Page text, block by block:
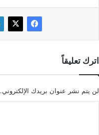
اترك تعليقاً
لن يتم نشر عنوان بريدك الإلكتروني.